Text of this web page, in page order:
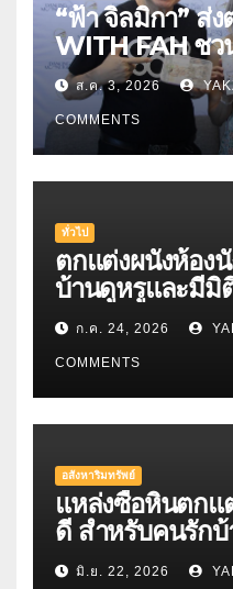
“ฟ้า จิลมิกา” ส่
WITH FAH ช
อาหารคลีนสุดพ
ส.ค. 3, 2026
COMMENTS
ทั่วไป
ตกแต่งผนังห้องนั่
บ้านดูหรูและมีมิ
ก.ค. 24, 2026
COMMENTS
อสังหาริมทรัพย์
แหล่งซื้อหินตกแ
ดี สำหรับคนรักบ้
มิ.ย. 22, 2026